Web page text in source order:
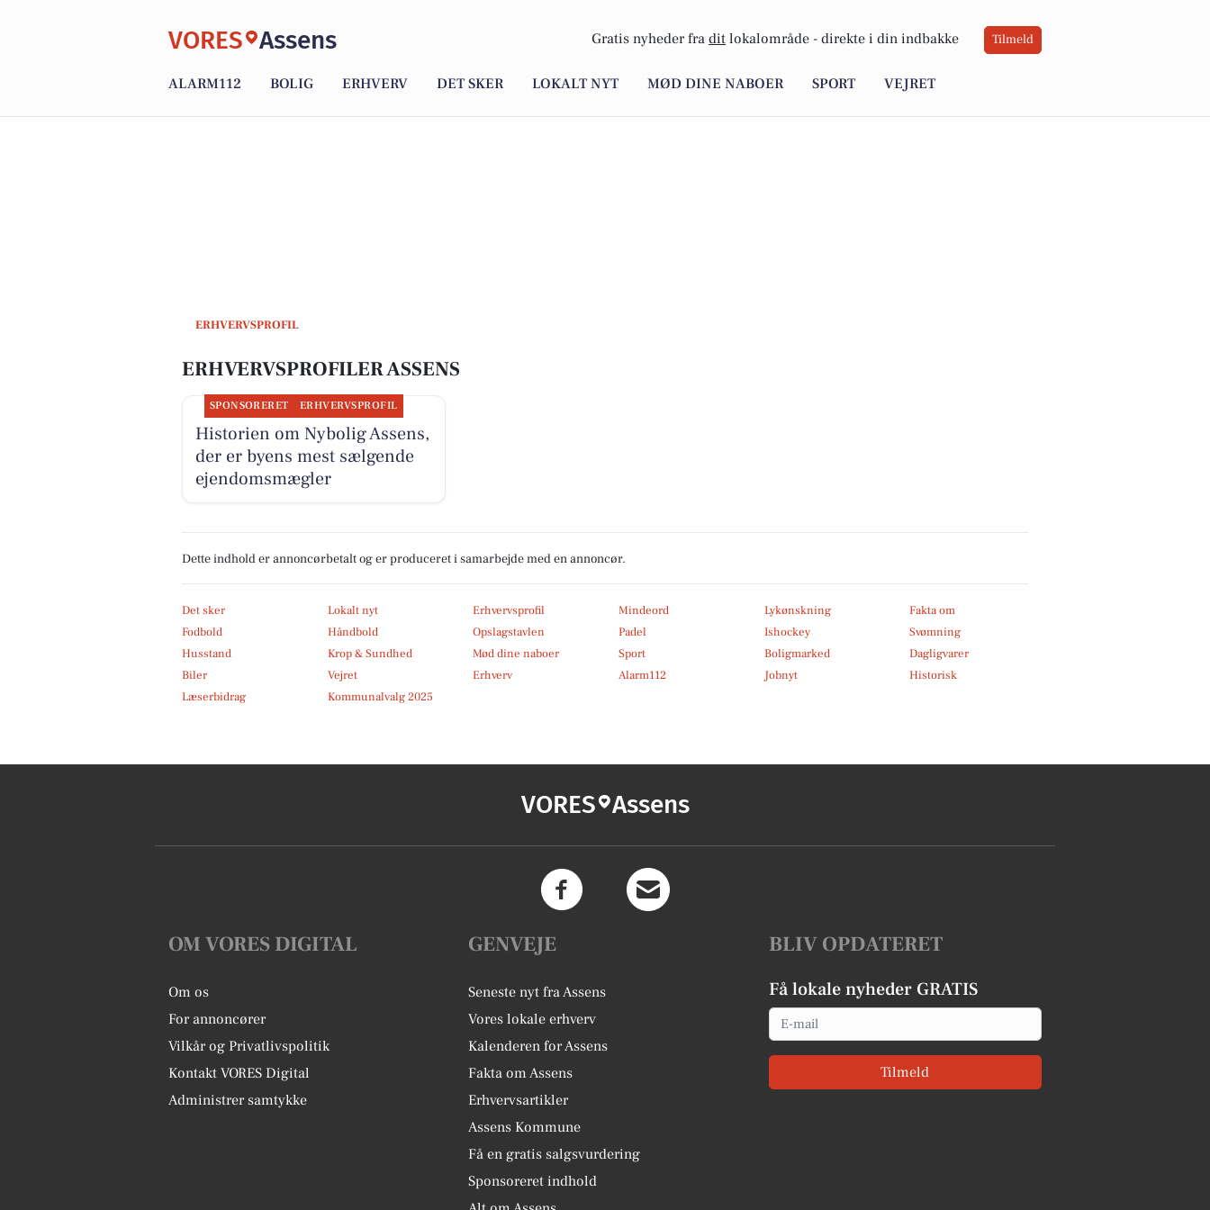
VORES Assens Gratis nyheder fra dit lokalområde - direkte i din indbakke Tilmeld
ALARM112 BOLIG ERHVERV DET SKER LOKALT NYT MØD DINE NABOER SPORT VEJRET
ERHVERVSPROFIL
ERHVERVSPROFILER ASSENS
SPONSORERET ERHVERVSPROFIL
Historien om Nybolig Assens,
der er byens mest sælgende
ejendomsmægler
Dette indhold er annoncørbetalt og er produceret i samarbejde med en annoncør.
Det sker Lokalt nyt Erhvervsprofil Mindeord Lykønskning
Fakta om
Fodbold
Håndbold Opslagstavlen Padel Ishockey
Svømning
Husstand
Krop & Sundhed Mød dine naboer Sport Boligmarked
Dagligvarer
Biler
Vejret Erhverv Alarm112 Jobnyt
Historisk
Læserbidrag
Kommunalvalg 2025
VORES Assens
OM VORES DIGITAL
Om os
For annoncører
Vilkår og Privatlivspolitik
Kontakt VORES Digital
Administrer samtykke
GENVEJE
Seneste nyt fra Assens
Vores lokale erhverv
Kalenderen for Assens
Fakta om Assens
Erhvervsartikler
Assens Kommune
Få en gratis salgsvurdering
Sponsoreret indhold
BLIV OPDATERET
Få lokale nyheder GRATIS
Email
Tilmeld